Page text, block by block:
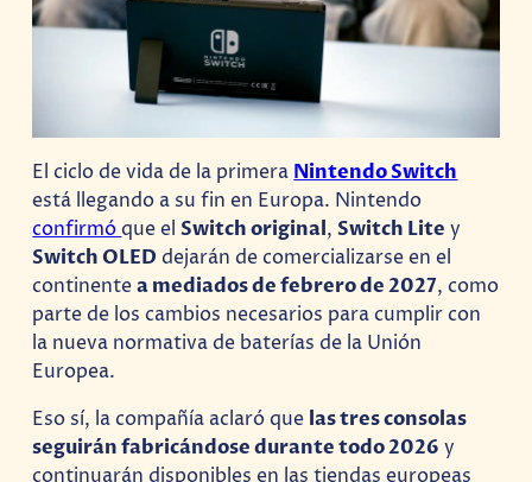
El ciclo de vida de la primera Nintendo Switch
está llegando a su fin en Europa. Nintendo
confirmóque elSwitch original,Switch Lite y
Switch OLED dejarán de comercializarse en el
continentea mediados de febrero de 2027, como
parte de los cambios necesarios para cumplir con
la nueva normativa de baterías de la Unión
Europea.
Eso sí, la compañía aclaró que las tres consolas
seguirán fabricándose durante todo 2026 y
continuarán disponibles en las tiendas europeas